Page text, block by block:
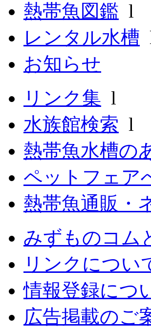
熱帯魚図鑑 l
レンタル水槽
お知らせ
リンク集 l
水族館検索 l
熱帯魚水槽の
ペットフェア
熱帯魚通販・
みずものコム
リンクについ
情報登録につ
広告掲載のご